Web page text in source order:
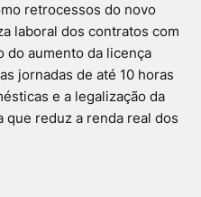
retrocessos do novo
laboral dos contratos com
do aumento da licença
jornadas de até 10 horas
e a legalização da
que reduz a renda real dos